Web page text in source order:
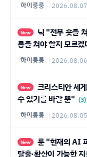
하이룽룽 2026.08.07
New
롱을 쳐야 할지 모르겠
하이룽룽 2026.08.06
New
수 있기를 바랄 뿐" (3)
하이룽룽 2026.08.05
New
탈출·확산이 가능한